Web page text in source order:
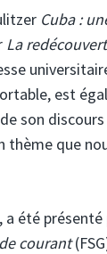
Cuba :
La
est
son
que
été
courant